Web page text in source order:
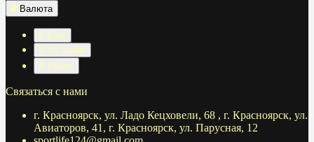
₽ Валюта
€ Euro
$ US Dollar
₽ Рубль
Связаться с нами
г. Красноярск, ул. Ладо Кецховели, 68 , г. Красноярск, ул.
Авиаторов, 41, г. Красноярск, ул. Парусная, 12